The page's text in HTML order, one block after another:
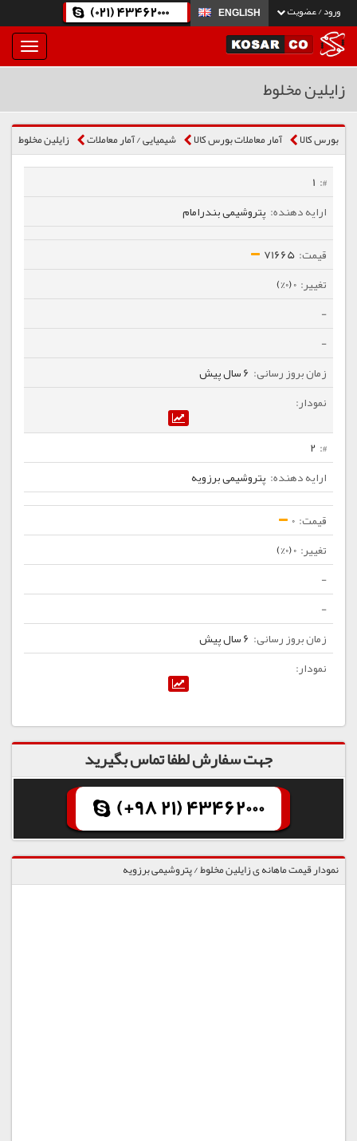
ورود / عضویت ENGLISH
(021) 43462000
بار
و
زایلین مخلوط
بورس کالا آمار معاملات بورس کالا شیمیایی / آمار معاملات زایلین مخلوط
1
پتروشیمی بندرامام
71665
0 (0%)
-
-
6 سال پیش
2
پتروشیمی برزویه
0
0 (0%)
-
-
6 سال پیش
جهت سفارش لطفا تماس بگیرید
(+98 21) 43462000
نمودار قیمت ماهانه ی زایلین مخلوط / پتروشیمی برزویه